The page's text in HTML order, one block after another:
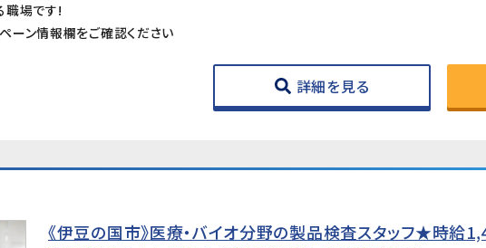
職場です!
ーン情報欄をご確認ください
詳細を見る
《伊豆の国市》医療・バイオ分野の製品検査スタッフ★時